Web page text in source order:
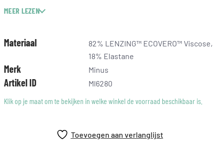
MEER LEZEN
Materiaal
82% LENZING™ ECOVERO™ Viscose,
18% Elastane
Merk Minus
Artikel ID
MI6280
Klik op je maat om te bekijken in welke winkel de voorraad beschikbaar is.
Toevoegen aan verlanglijst